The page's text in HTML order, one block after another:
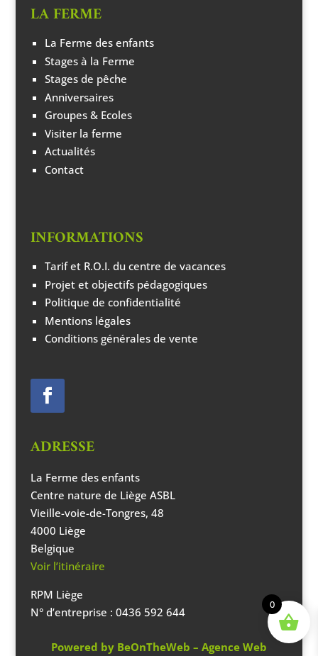
LA FERME
La Ferme des enfants
Stages à la Ferme
Stages de pêche
Anniversaires
Groupes & Ecoles
Visiter la ferme
Actualités
Contact
INFORMATIONS
Tarif et R.O.I. du centre de vacances
Projet et objectifs pédagogiques
Politique de confidentialité
Mentions légales
Conditions générales de vente
ADRESSE
La Ferme des enfants
Centre nature de Liège ASBL
Vieille-voie-de-Tongres, 48
4000 Liège
Belgique
Voir l’itinéraire
RPM Liège
N° d’entreprise : 0436 592 644
Powered by BeOnTheWeb – Agence Web
0